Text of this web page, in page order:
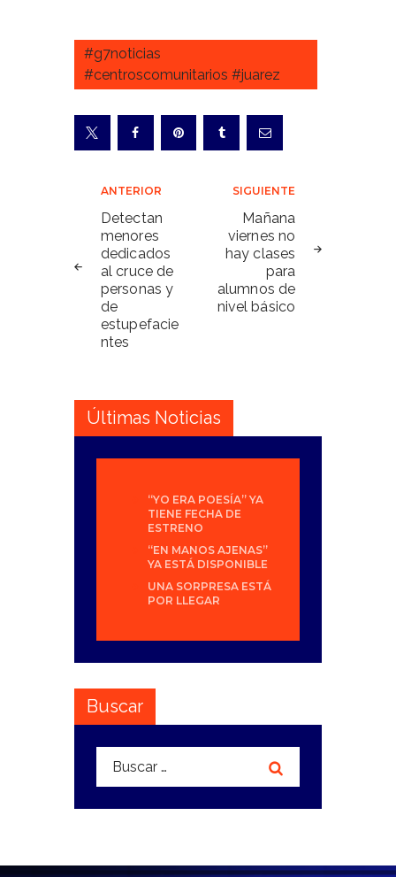
#g7noticias
#centroscomunitarios #juarez
Navegación
de
entradas
ANTERIOR
Detectan
menores
dedicados
al cruce de
personas y
de
estupefacie
ntes
SIGUIENTE
Mañana
viernes no
hay clases
para
alumnos de
nivel básico
Últimas Noticias
“YO ERA POESÍA” YA
TIENE FECHA DE
ESTRENO
“EN MANOS AJENAS”
YA ESTÁ DISPONIBLE
UNA SORPRESA ESTÁ
POR LLEGAR
Buscar
Buscar: